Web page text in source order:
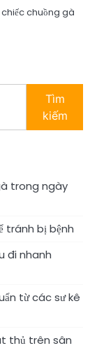
chuồng gà
Tìm
kiếm
trong ngày
tránh bị bệnh
đi nhanh
từ các sư kê
thủ trên sân